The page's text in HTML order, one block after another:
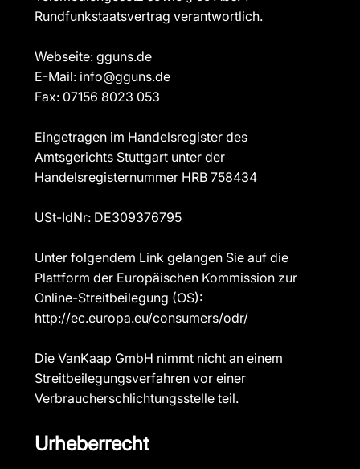
Rundfunkstaatsvertrag verantwortlich.
Webseite: gguns.de
E-Mail: info@gguns.de
Fax: 07156 8023 053
Eingetragen im Handelsregister des
Amtsgerichts Stuttgart unter der
Handelsregisternummer HRB 758434
USt-IdNr: DE309376795
Unter folgendem Link gelangen Sie auf die
Plattform der Europäischen Kommission zur
Online-Streitbeilegung (OS):
http://ec.europa.eu/consumers/odr/
Die VanKaap GmbH nimmt nicht an einem
Streitbeilegungsverfahren vor einer
Verbraucherschlichtungsstelle teil.
Urheberrecht